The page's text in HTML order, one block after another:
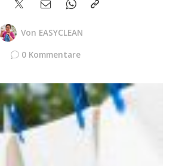
Von EASYCLEAN
0 Kommentare